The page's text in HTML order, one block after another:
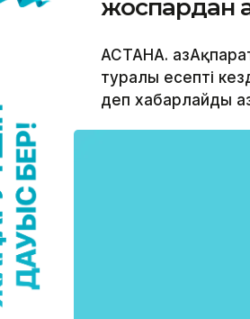
жоспардан
АСТАНА.
туралы есепті
деп хабарлайды